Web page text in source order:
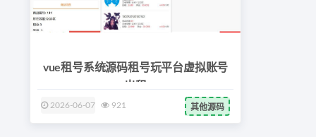
vue租号系统源码租号玩平台虚拟账号
2026-06-07 921 其他源码